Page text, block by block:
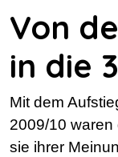
Von
in die
Mit dem
2009/10 waren
sie ihrer